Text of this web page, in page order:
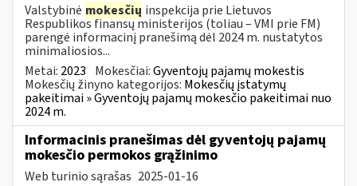
Valstybinė mokesčių inspekcija prie Lietuvos
Respublikos finansų ministerijos (toliau – VMI prie FM)
parengė informacinį pranešimą dėl 2024 m. nustatytos
minimaliosios...
Metai: 2023 Mokesčiai:Gyventojų pajamų mokestis
Mokesčių žinyno kategorijos: Mokesčių įstatymų
pakeitimai » Gyventojų pajamų mokesčio pakeitimai nuo
2024 m.
Informacinis pranešimas dėl gyventojų pajamų
mokesčio permokos grąžinimo
Web turinio sąrašas 2025-01-16